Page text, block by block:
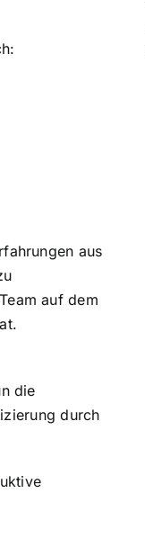
aus
auf dem
die
durch